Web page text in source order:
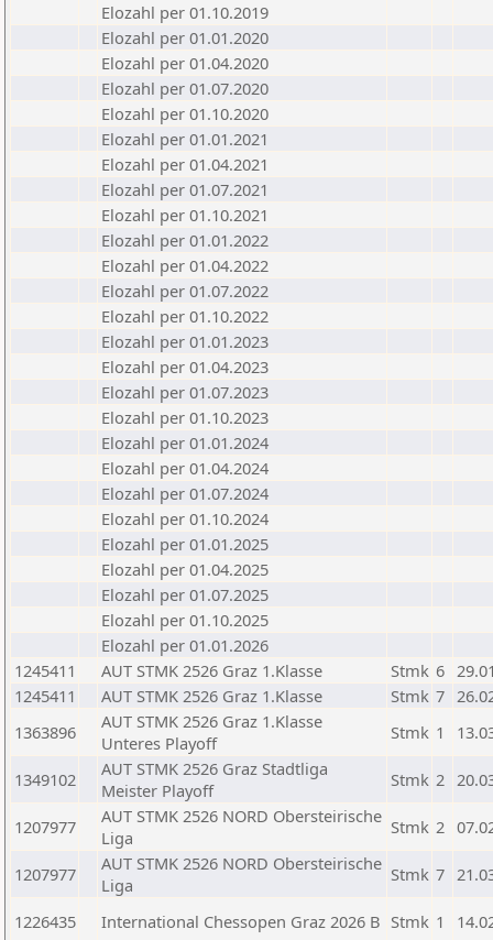
Elozahl per 01.10.2019
Elozahl per 01.01.2020
Elozahl per 01.04.2020
Elozahl per 01.07.2020
Elozahl per 01.10.2020
Elozahl per 01.01.2021
Elozahl per 01.04.2021
Elozahl per 01.07.2021
Elozahl per 01.10.2021
Elozahl per 01.01.2022
Elozahl per 01.04.2022
Elozahl per 01.07.2022
Elozahl per 01.10.2022
Elozahl per 01.01.2023
Elozahl per 01.04.2023
Elozahl per 01.07.2023
Elozahl per 01.10.2023
Elozahl per 01.01.2024
Elozahl per 01.04.2024
Elozahl per 01.07.2024
Elozahl per 01.10.2024
Elozahl per 01.01.2025
Elozahl per 01.04.2025
Elozahl per 01.07.2025
Elozahl per 01.10.2025
Elozahl per 01.01.2026
1245411
AUT STMK 2526 Graz 1.Klasse Stmk 6
1245411
AUT STMK 2526 Graz 1.Klasse Stmk 7
1363896
AUT STMK 2526 Graz 1.Klasse
Unteres Playoff
Stmk 1
1349102
AUT STMK 2526 Graz Stadtliga
Meister Playoff
Stmk 2
1207977
AUT STMK 2526 NORD Obersteirische
Liga
Stmk 2
1207977
AUT STMK 2526 NORD Obersteirische
Liga
Stmk 7
1226435 International Chessopen Graz 2026 B Stmk 1